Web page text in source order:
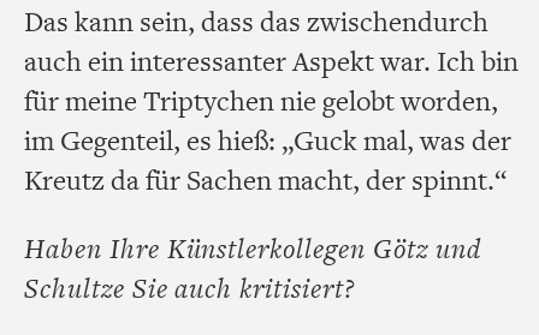
Das kann sein, dass das zwischendurch
auch ein interessanter Aspekt war. Ich bin
für meine Triptychen nie gelobt worden,
im Gegenteil, es hieß: „Guck mal, was der
Kreutz da für Sachen macht, der spinnt.“
Haben Ihre Künstlerkollegen Götz und
Schultze Sie auch kritisiert?